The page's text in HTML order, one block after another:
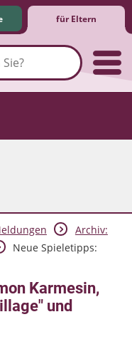
für Eltern
Archiv:
Neue Spieletipps:
Karmesin,
und